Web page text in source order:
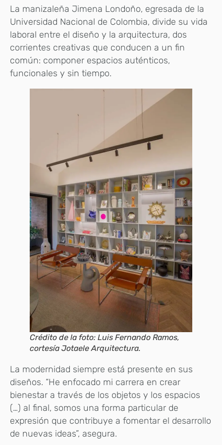
La manizaleña Jimena Londoño, egresada de la
Universidad Nacional de Colombia, divide su vida
laboral entre el diseño y la arquitectura, dos
corrientes creativas que conducen a un fin
común: componer espacios auténticos,
funcionales y sin tiempo.
Crédito de la foto: Luis Fernando Ramos,
cortesía Jotaele Arquitectura.
La modernidad siempre está presente en sus
diseños. “He enfocado mi carrera en crear
bienestar a través de los objetos y los espacios
(…) al final, somos una forma particular de
expresión que contribuye a fomentar el desarrollo
de nuevas ideas”, asegura.